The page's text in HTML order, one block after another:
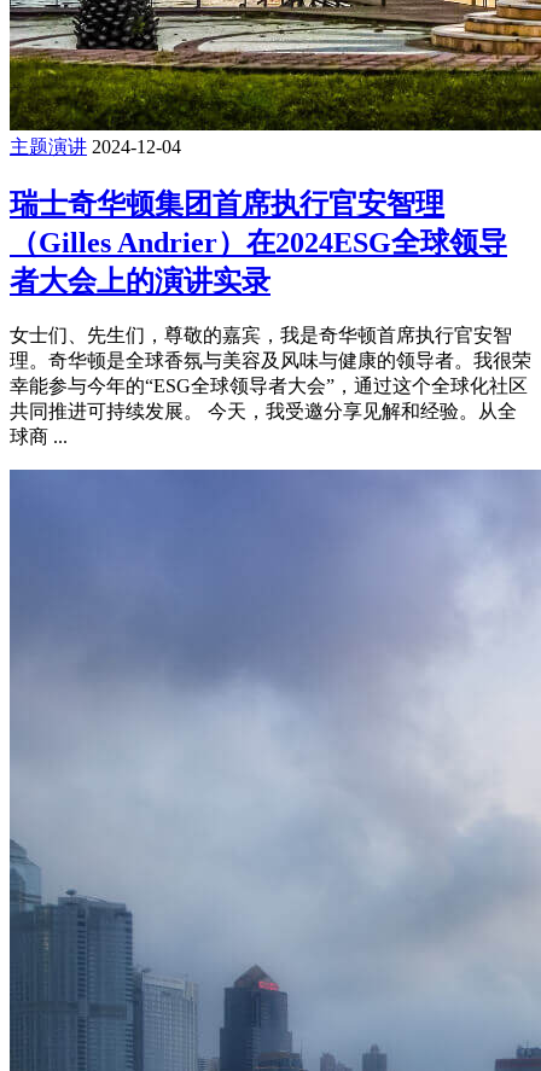
主题演讲 2024-12-04
瑞士奇华顿集团首席执行官安智理
（Gilles Andrier）在2024ESG全球领导
者大会上的演讲实录
女士们、先生们，尊敬的嘉宾，我是奇华顿首席执行官安智
理。奇华顿是全球香氛与美容及风味与健康的领导者。我很荣
幸能参与今年的“ESG全球领导者大会”，通过这个全球化社区
共同推进可持续发展。 今天，我受邀分享见解和经验。从全
球商 ...